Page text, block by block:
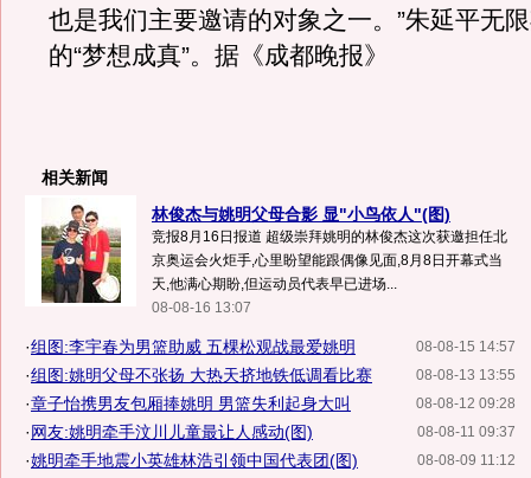
也是我们主要邀请的对象之一。”朱延平无
的“梦想成真”。据《成都晚报》
相关新闻
林俊杰与姚明父母合影 显"小鸟依人"(图)
竞报8月16日报道 超级崇拜姚明的林俊杰这次获邀担任北
京奥运会火炬手,心里盼望能跟偶像见面,8月8日开幕式当
天,他满心期盼,但运动员代表早已进场...
08-08-16 13:07
08-08-15 14:57
·组图:李宇春为男篮助威 五棵松观战最爱姚明
08-08-13 13:55
·组图:姚明父母不张扬 大热天挤地铁低调看比赛
08-08-12 09:28
·章子怡携男友包厢捧姚明 男篮失利起身大叫
08-08-11 09:37
·网友:姚明牵手汶川儿童最让人感动(图)
08-08-09 11:12
·姚明牵手地震小英雄林浩引领中国代表团(图)